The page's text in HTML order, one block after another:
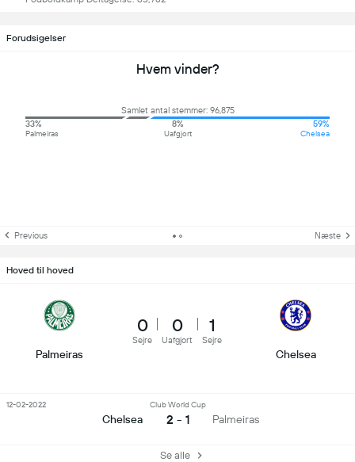
Forudsigelser
Hvem vinder?
Samlet antal stemmer: 96,875
33%
Palmeiras
8%
Uafgjort
59%
Chelsea
Previous Næste
Hoved til hoved
Palmeiras
0
Sejre
0
Uafgjort
1
Sejre
Chelsea
Chelsea
Club World Cup
2 - 1 Palmeiras
12-02-2022
Se alle